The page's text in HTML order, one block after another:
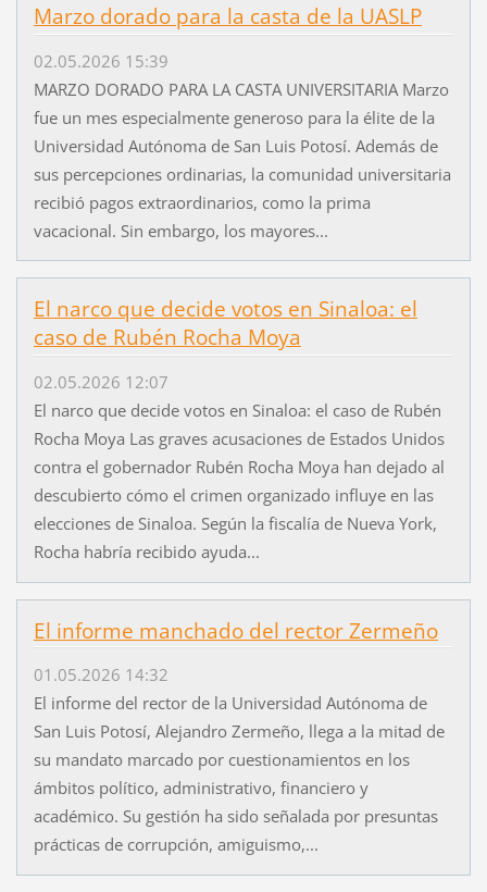
Marzo dorado para la casta de la UASLP
02.05.2026 15:39
MARZO DORADO PARA LA CASTA UNIVERSITARIA Marzo
fue un mes especialmente generoso para la élite de la
Universidad Autónoma de San Luis Potosí. Además de
sus percepciones ordinarias, la comunidad universitaria
recibió pagos extraordinarios, como la prima
vacacional. Sin embargo, los mayores...
El narco que decide votos en Sinaloa: el
caso de Rubén Rocha Moya
02.05.2026 12:07
El narco que decide votos en Sinaloa: el caso de Rubén
Rocha Moya Las graves acusaciones de Estados Unidos
contra el gobernador Rubén Rocha Moya han dejado al
descubierto cómo el crimen organizado influye en las
elecciones de Sinaloa. Según la fiscalía de Nueva York,
Rocha habría recibido ayuda...
El informe manchado del rector Zermeño
01.05.2026 14:32
El informe del rector de la Universidad Autónoma de
San Luis Potosí, Alejandro Zermeño, llega a la mitad de
su mandato marcado por cuestionamientos en los
ámbitos político, administrativo, financiero y
académico. Su gestión ha sido señalada por presuntas
prácticas de corrupción, amiguismo,...